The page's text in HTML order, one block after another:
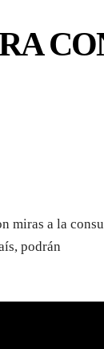
miras a la
podrán